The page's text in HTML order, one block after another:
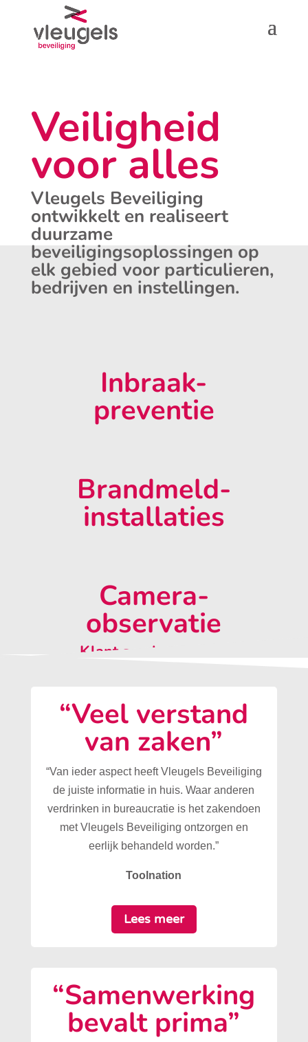
Veiligheid
voor alles
Vleugels Beveiliging
ontwikkelt en realiseert
duurzame
beveiligingsoplossingen op
elk gebied voor particulieren,
bedrijven en instellingen.
Inbraak-
preventie
Brandmeld-
installaties
Camera-
observatie
Klant aan het woord:
“Veel verstand
van zaken”
“Van ieder aspect heeft Vleugels Beveiliging
de juiste informatie in huis. Waar anderen
verdrinken in bureaucratie is het zakendoen
met Vleugels Beveiliging ontzorgen en
eerlijk behandeld worden.”
Toolnation
Lees meer
“Samenwerking
bevalt prima”